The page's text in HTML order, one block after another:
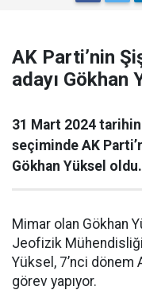
AK Parti’nin
adayı Gökhan
31 Mart 2024
seçiminde AK
Gökhan Yüksel oldu.
Mimar olan Gökhan
Jeofizik
Yüksel, 7’nci dönem
görev yapıyor.